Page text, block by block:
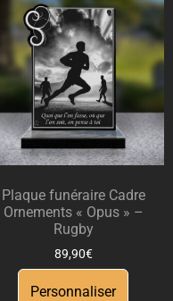
Plaque funéraire Cadre
Ornements « Opus » –
Rugby
89,90€
Personnaliser